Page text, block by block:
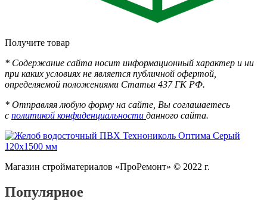
Получите товар
* Содержание сайта носит информационный характер и ни
при каких условиях не является публичной офертой,
определяемой положениями Статьи 437 ГК РФ.
* Отправляя любую форму на сайте, Вы соглашаетесь
с политикой конфиденциальности данного сайта.
Магазин стройматериалов «ПроРемонт» © 2022 г.
Популярное